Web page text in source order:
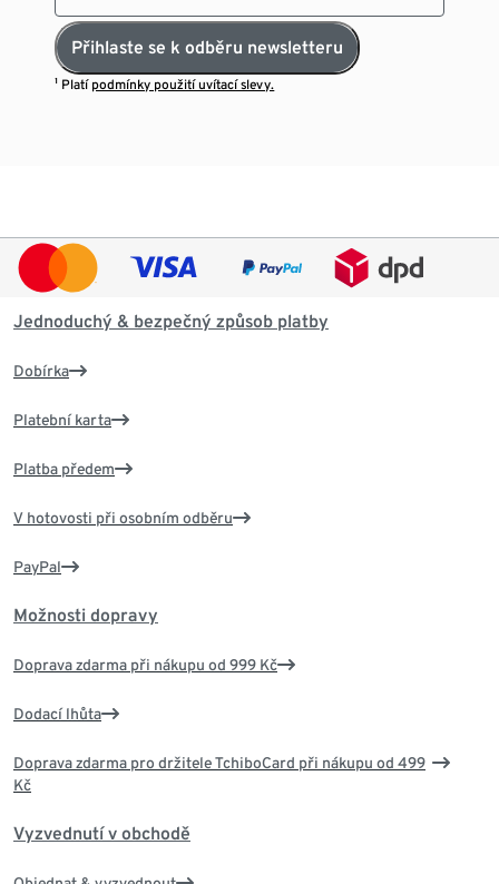
Přihlaste se k odběru newsletteru
¹ Platí podmínky použití uvítací slevy.
Jednoduchý & bezpečný způsob platby
Dobírka
Platební karta
Platba předem
V hotovosti při osobním odběru
PayPal
Možnosti dopravy
Doprava zdarma při nákupu od 999 Kč
Dodací lhůta
Doprava zdarma pro držitele TchiboCard při nákupu od 499
Kč
Vyzvednutí v obchodě